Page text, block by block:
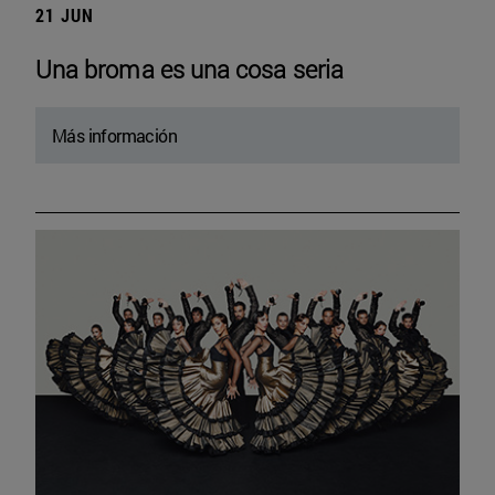
21 JUN
Una broma es una cosa seria
Más información